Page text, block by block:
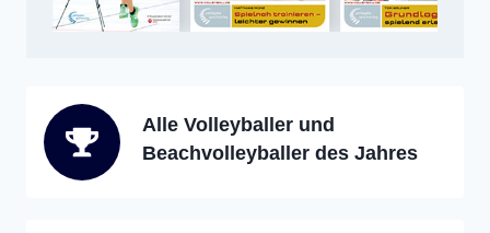
Alle Volleyballer und
Beachvolleyballer des Jahres